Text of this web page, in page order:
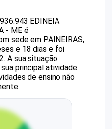
EDINEIA
- ME é
sede em PAINEIRAS,
e 18 dias e foi
A sua situação
principal atividade
de ensino não